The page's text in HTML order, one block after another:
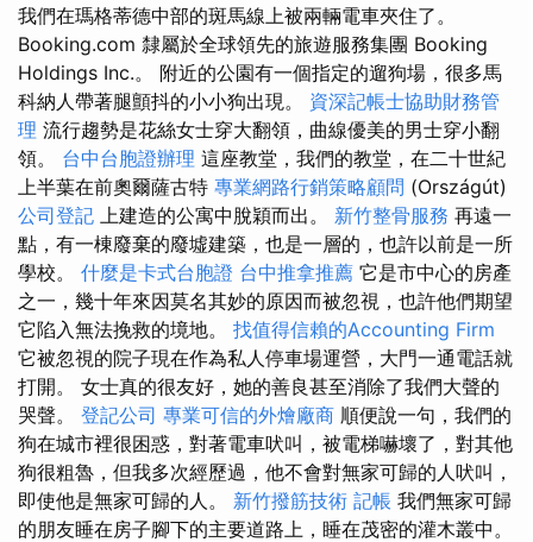
我們在瑪格蒂德中部的斑馬線上被兩輛電車夾住了。
Booking.com 隸屬於全球領先的旅遊服務集團 Booking
Holdings Inc.。 附近的公園有一個指定的遛狗場，很多馬
科納人帶著腿顫抖的小小狗出現。 資深記帳士協助財務管
理 流行趨勢是花絲女士穿大翻領，曲線優美的男士穿小翻
領。 台中台胞證辦理 這座教堂，我們的教堂，在二十世紀
上半葉在前奧爾薩古特 專業網路行銷策略顧問 (Országút)
公司登記 上建造的公寓中脫穎而出。 新竹整骨服務 再遠一
點，有一棟廢棄的廢墟建築，也是一層的，也許以前是一所
學校。 什麼是卡式台胞證 台中推拿推薦 它是市中心的房產
之一，幾十年來因莫名其妙的原因而被忽視，也許他們期望
它陷入無法挽救的境地。 找值得信賴的Accounting Firm
它被忽視的院子現在作為私人停車場運營，大門一通電話就
打開。 女士真的很友好，她的善良甚至消除了我們大聲的
哭聲。 登記公司 專業可信的外燴廠商 順便說一句，我們的
狗在城市裡很困惑，對著電車吠叫，被電梯嚇壞了，對其他
狗很粗魯，但我多次經歷過，他不會對無家可歸的人吠叫，
即使他是無家可歸的人。 新竹撥筋技術 記帳 我們無家可歸
的朋友睡在房子腳下的主要道路上，睡在茂密的灌木叢中。